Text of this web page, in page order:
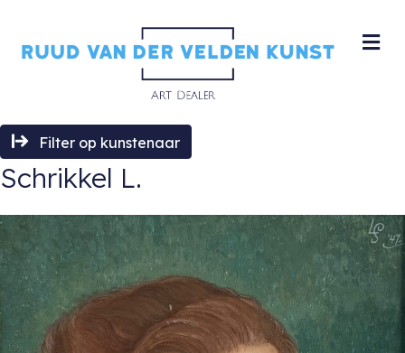
Filter op kunstenaar
Schrikkel L.